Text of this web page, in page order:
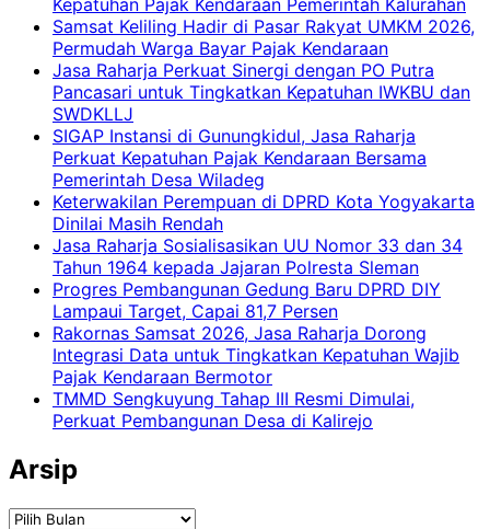
Samsat Keliling Hadir di Pasar Rakyat UMKM 2026,
Permudah Warga Bayar Pajak Kendaraan
Jasa Raharja Perkuat Sinergi dengan PO Putra
Pancasari untuk Tingkatkan Kepatuhan IWKBU dan
SWDKLLJ
SIGAP Instansi di Gunungkidul, Jasa Raharja
Perkuat Kepatuhan Pajak Kendaraan Bersama
Pemerintah Desa Wiladeg
Keterwakilan Perempuan di DPRD Kota Yogyakarta
Dinilai Masih Rendah
Jasa Raharja Sosialisasikan UU Nomor 33 dan 34
Tahun 1964 kepada Jajaran Polresta Sleman
Progres Pembangunan Gedung Baru DPRD DIY
Lampaui Target, Capai 81,7 Persen
Rakornas Samsat 2026, Jasa Raharja Dorong
Integrasi Data untuk Tingkatkan Kepatuhan Wajib
Pajak Kendaraan Bermotor
TMMD Sengkuyung Tahap III Resmi Dimulai,
Perkuat Pembangunan Desa di Kalirejo
Arsip
Arsip